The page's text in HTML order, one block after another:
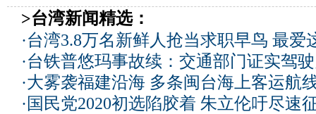
>台湾新闻精选：
·台湾3.8万名新鲜人抢当求职早鸟 最爱
·台铁普悠玛事故续：交通部门证实驾
·大雾袭福建沿海 多条闽台海上客运航
· 国民党2020初选陷胶着 朱立伦吁尽速